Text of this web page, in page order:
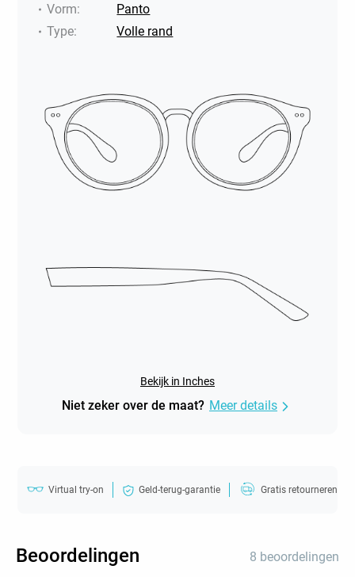
Vorm:
Panto
Type: Volle rand
Bekijk in Inches
Niet zeker over de maat? Meer details
Virtual try-on Geld-terug-garantie Gratis retourneren
Beoordelingen 8 beoordelingen